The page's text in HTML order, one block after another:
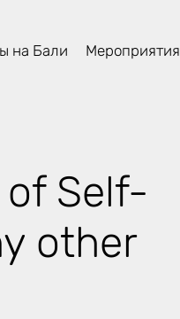
на Бали Мероприятия
of Self-
other